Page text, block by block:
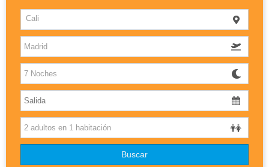
ISLAS
DESTINOS CON SABOR
PALCARIBE
OTROS DESTINOS
Cali
Buscar